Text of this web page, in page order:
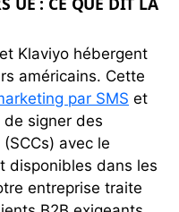
Klaviyo hébergent
américains. Cette
par SMS et
signer des
avec le
disponibles dans les
entreprise traite